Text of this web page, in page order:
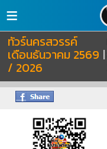
≡
ทัวร์นครสวรรค์
เดือนธันวาคม 2569
/ 2026
|